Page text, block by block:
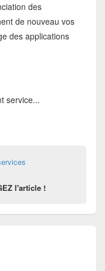
des
de nouveau vos
des applications
service...
l'article !